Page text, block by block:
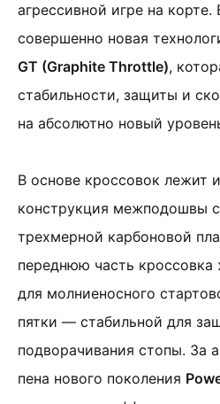
агрессивной игре на
совершенно новая
GT (Graphite Throttle),
стабильности, защиты и
на абсолютно новый
В основе кроссовок лежит
конструкция межподошвы
трехмерной карбоновой
переднюю часть кроссовка
для молниеносного
пятки — стабильной для
подворачивания стопы. За
пена нового поколения